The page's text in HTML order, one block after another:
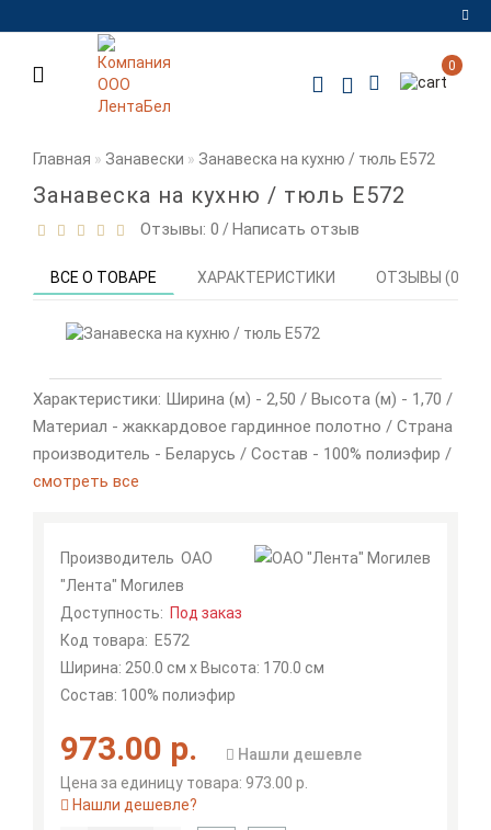
Регистрация
Мои
закладки
0
Главная Занавески Занавеска на кухню / тюль Е572
Занавеска на кухню / тюль Е572
Отзывы: 0 /Написать отзыв
ВСЕ О ТОВАРЕ ХАРАКТЕРИСТИКИ ОТЗЫВЫ (0)
Характеристики: Ширина (м) - 2,50 / Высота (м) - 1,70 /
Материал - жаккардовое гардинное полотно / Страна
производитель - Беларусь / Состав - 100% полиэфир /
смотреть все
Производитель ОАО
"Лента" Могилев
Доступность: Под заказ
Код товара: Е572
Ширина: 250.0 см x Высота: 170.0 см
Состав: 100% полиэфир
973.00 р.
Нашли дешевле
Цена за единицу товара: 973.00 р.
Нашли дешевле?